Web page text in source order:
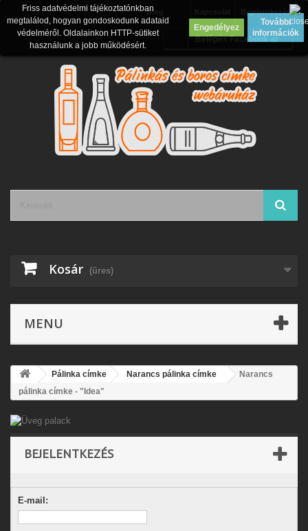
Bejelentkezés
Blog
Belépés Facebook-al
Kosár (üres)
MENU
Friss adatvédelmi tájékoztatónkban
megtalálod, hogyan gondoskodunk adataid
védelméről. Oldalainkon HTTP-sütiket
használunk a jobb működésért.
Engedélyez
További
információk
Pálinka címke Narancs pálinka címke
Narancs
pálinka címke - "Idea"
BEJELENTKEZÉS
E-mail: